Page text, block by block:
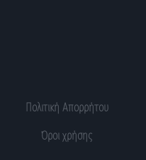
Πολιτική Απορρήτου
Όροι χρήσης